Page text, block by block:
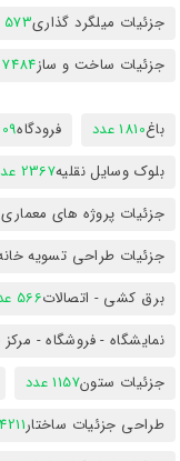
جزئیات میلگرد گذاری573 عدد
جزئیات ساخت و ساز7484 عدد
باغ1810 عدد فرودگاه609
بلوک وسایل نقلیه2367 عدد
جزئیات پروژه های
جزئیات طراحی تسویه
برق کشی - اتصالات566 عدد
نمایشگاه - فروشگاه -
جزئیات ستون1157 عدد
طراحی جزئیات ساختار4211 عدد